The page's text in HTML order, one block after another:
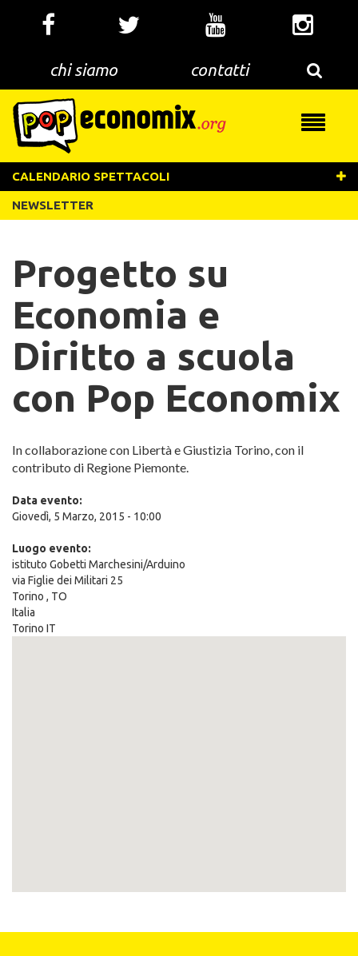
chi siamo contatti
Toggle
CALENDARIO SPETTACOLI
NEWSLETTER
Progetto su
Economia e
Diritto a scuola
con Pop Economix
In collaborazione con Libertà e Giustizia Torino, con il
contributo di Regione Piemonte.
Data evento:
Giovedì, 5 Marzo, 2015 - 10:00
Luogo evento:
istituto Gobetti Marchesini/Arduino
via Figlie dei Militari 25
Torino , TO
Italia
Torino IT